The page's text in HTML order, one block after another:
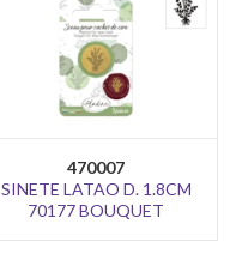
470007
SINETE LATAO D. 1.8CM
70177 BOUQUET